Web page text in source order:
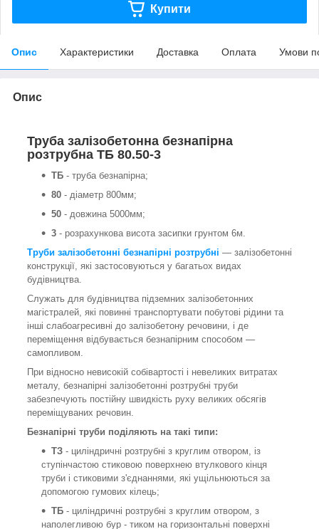
Купити
Опис Характеристики Доставка Оплата Умови
Опис
Труба залізобетонна безнапірна
розтрубна ТБ 80.50-3
ТБ - труба безнапірна;
80 - діаметр 800мм;
50 - довжина 5000мм;
3 - розрахункова висота засипки грунтом 6м.
Труби залізобетонні безнапірні розтрубні — залізобетонні
конструкції, які застосовуються у багатьох видах
будівництва.
Служать для будівництва підземних залізобетонних
магістралей, які повинні транспортувати побутові рідини та
інші слабоагресивні до залізобетону речовини, і де
переміщення відбувається безнапірним способом —
самопливом.
При відносно невисокій собівартості і невеликих витратах
металу, безнапірні залізобетонні розтрубні труби
забезпечують постійну швидкість руху великих обсягів
переміщуваних речовин.
Безнапірні труби поділяють на такі типи:
ТЗ - циліндричні розтрубні з круглим отвором, із
ступінчастою стиковою поверхнею втулкового кінця
труби і стиковими з'єднаннями, які ущільнюються за
допомогою гумових кілець;
ТБ - циліндричні розтрубні з круглим отвором, з
наполегливою бур - тиком на горизонтальні поверхні